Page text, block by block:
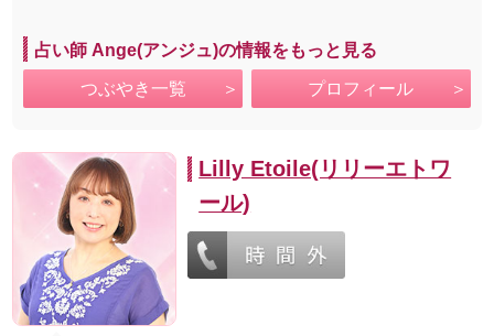
占い師 Ange(アンジュ)の情報をもっと見る
つぶやき一覧 プロフィール
Lilly Etoile(リリーエトワ
ール)